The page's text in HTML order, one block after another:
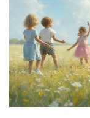
поделимся
детском
опекуном — это
ключевых
этот путь проще.